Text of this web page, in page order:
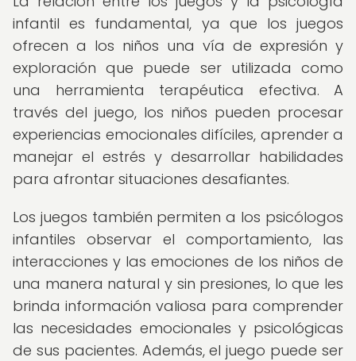
infantil es fundamental, ya que los juegos
ofrecen a los niños una vía de expresión y
exploración que puede ser utilizada como
una herramienta terapéutica efectiva. A
través del juego, los niños pueden procesar
experiencias emocionales difíciles, aprender a
manejar el estrés y desarrollar habilidades
para afrontar situaciones desafiantes.
Los juegos también permiten a los psicólogos
infantiles observar el comportamiento, las
interacciones y las emociones de los niños de
una manera natural y sin presiones, lo que les
brinda información valiosa para comprender
las necesidades emocionales y psicológicas
de sus pacientes. Además, el juego puede ser